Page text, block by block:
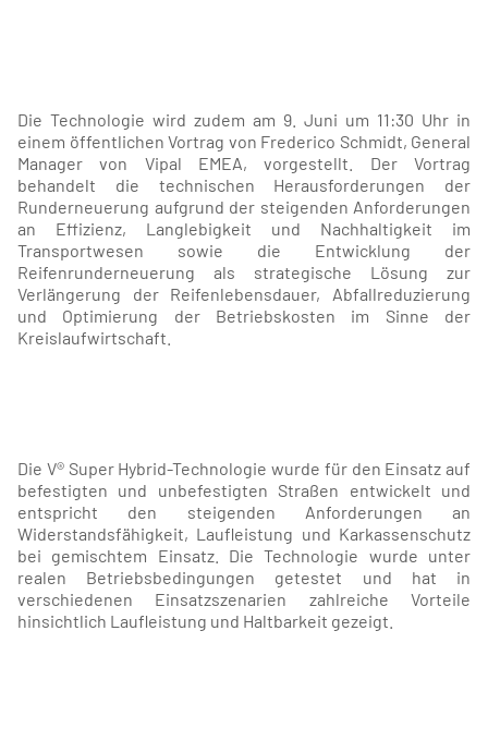
Die Technologie wird zudem am 9. Juni um 11:30 Uhr in
einem öffentlichen Vortrag von Frederico Schmidt, General
Manager von Vipal EMEA, vorgestellt. Der Vortrag
behandelt die technischen Herausforderungen der
Runderneuerung aufgrund der steigenden Anforderungen
an Effizienz, Langlebigkeit und Nachhaltigkeit im
Transportwesen sowie die Entwicklung der
Reifenrunderneuerung als strategische Lösung zur
Verlängerung der Reifenlebensdauer, Abfallreduzierung
und Optimierung der Betriebskosten im Sinne der
Kreislaufwirtschaft.
Die V® Super Hybrid-Technologie wurde für den Einsatz auf
befestigten und unbefestigten Straßen entwickelt und
entspricht den steigenden Anforderungen an
Widerstandsfähigkeit, Laufleistung und Karkassenschutz
bei gemischtem Einsatz. Die Technologie wurde unter
realen Betriebsbedingungen getestet und hat in
verschiedenen Einsatzszenarien zahlreiche Vorteile
hinsichtlich Laufleistung und Haltbarkeit gezeigt.